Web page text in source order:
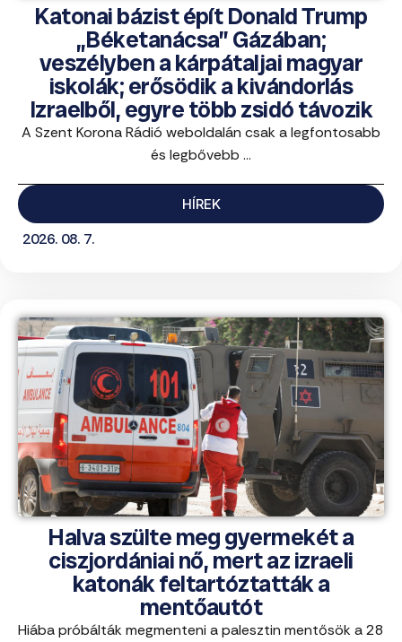
Katonai bázist épít Donald Trump
„Béketanácsa” Gázában;
veszélyben a kárpátaljai magyar
iskolák; erősödik a kivándorlás
Izraelből, egyre több zsidó távozik
A Szent Korona Rádió weboldalán csak a legfontosabb
és legbővebb ...
HÍREK
2026. 08. 7.
Halva szülte meg gyermekét a
ciszjordániai nő, mert az izraeli
katonák feltartóztatták a
mentőautót
Hiába próbálták megmenteni a palesztin mentősök a 28